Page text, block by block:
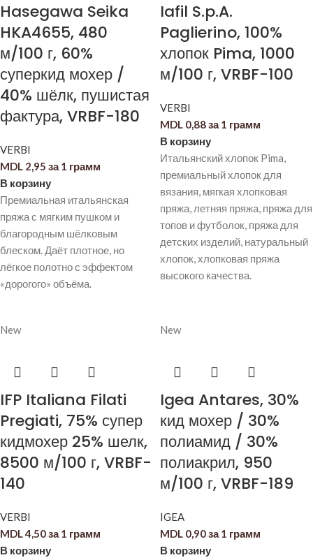
Hasegawa Seika
HKA4655, 480
м/100 г, 60%
суперкид мохер /
40% шёлк, пушистая
фактура, VRBF-180
VERBI
MDL 2,95 за 1 грамм
В корзину
Премиальная итальянская
пряжа с мягким пушком и
благородным шёлковым
блеском. Даёт плотное, но
лёгкое полотно с эффектом
«дорогого» объёма.
Iafil S.p.A.
Paglierino, 100%
хлопок Pima, 1000
м/100 г, VRBF-100
VERBI
MDL 0,88за 1 грамм
В корзину
Итальянский хлопок Pima,
премиальный хлопок для
вязания, мягкая хлопковая
пряжа, летняя пряжа, пряжа для
топов и футболок, пряжа для
детских изделий, натуральный
хлопок, хлопковая пряжа
высокого качества.
New
IFP Italiana Filati
Pregiati, 75% супер
кидмохер 25% шелк,
8500 м/100 г, VRBF-
140
VERBI
MDL4,50за 1 грамм
В корзину
New
Igea Antares, 30%
кид мохер / 30%
полиамид / 30%
полиакрил, 950
м/100 г, VRBF-189
IGEA
MDL 0,90за 1 грамм
В корзину